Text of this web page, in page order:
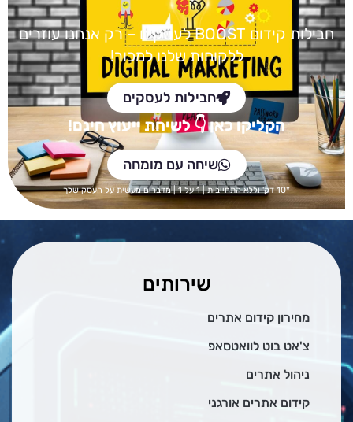
חבילות קידום BOOST
לעסקים – רק אנחנו עוזרים
ללקוחות שלנו למכור!
חבילות לעסקים
הקליקו כאן👇 לשיחת ייעוץ חינם!
שיחה עם מומחה
*10 דק' וללא התחייבות | 1 על 1 | מדברים מעשית על העסק שלך
שירותים
מחירון קידום אתרים
צ'אט בוט לוואטסאפ
ניהול אתרים
קידום אתרים אורגני